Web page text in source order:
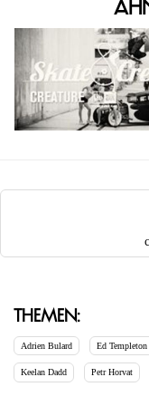
Themen:
Adrien Bulard Ed Templeton
Keelan Dadd Petr Horvat